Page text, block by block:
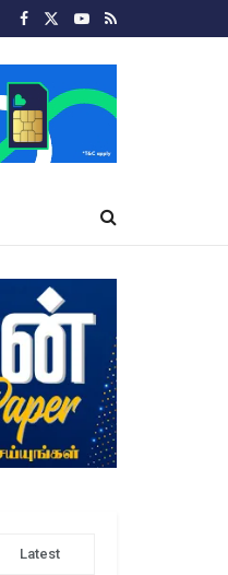
Latest